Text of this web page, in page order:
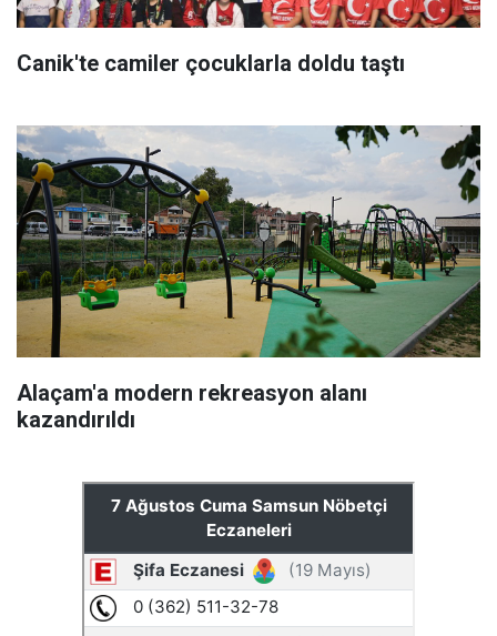
Canik'te camiler çocuklarla doldu taştı
Alaçam'a modern rekreasyon alanı
kazandırıldı